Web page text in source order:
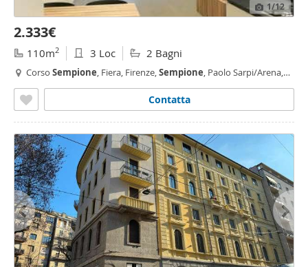
1/12
2.333€
110m2 3 Loc 2 Bagni
Corso Sempione, Fiera, Firenze,Sempione, Paolo Sarpi/Arena,
Contatta